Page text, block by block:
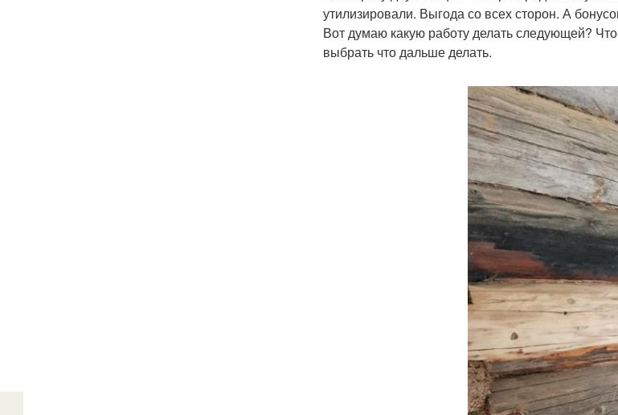
утилизировали. Выгода со всех сторон. А
Вот думаю какую работу делать следующей?
выбрать что дальше делать.